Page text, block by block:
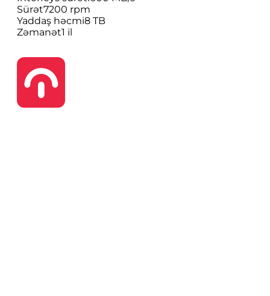
Sürət7200 rpm
Yaddaş həcmi8 TB
Zəmanət1 il